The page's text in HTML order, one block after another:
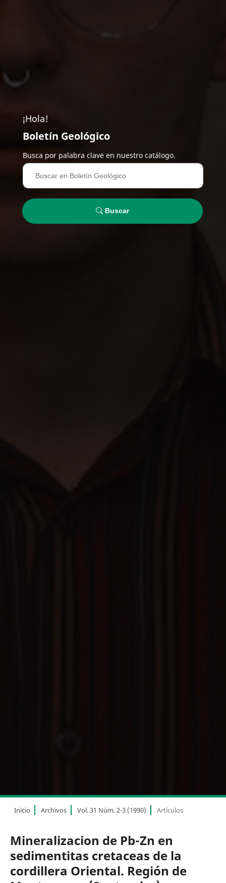
¡Hola!
Boletín Geológico
Busca por palabra clave en nuestro catálogo.
Buscar
Inicio Archivos Vol. 31 Núm. 2-3 (1990) Artículos
Mineralizacion de Pb-Zn en
sedimentitas cretaceas de la
cordillera Oriental. Región de